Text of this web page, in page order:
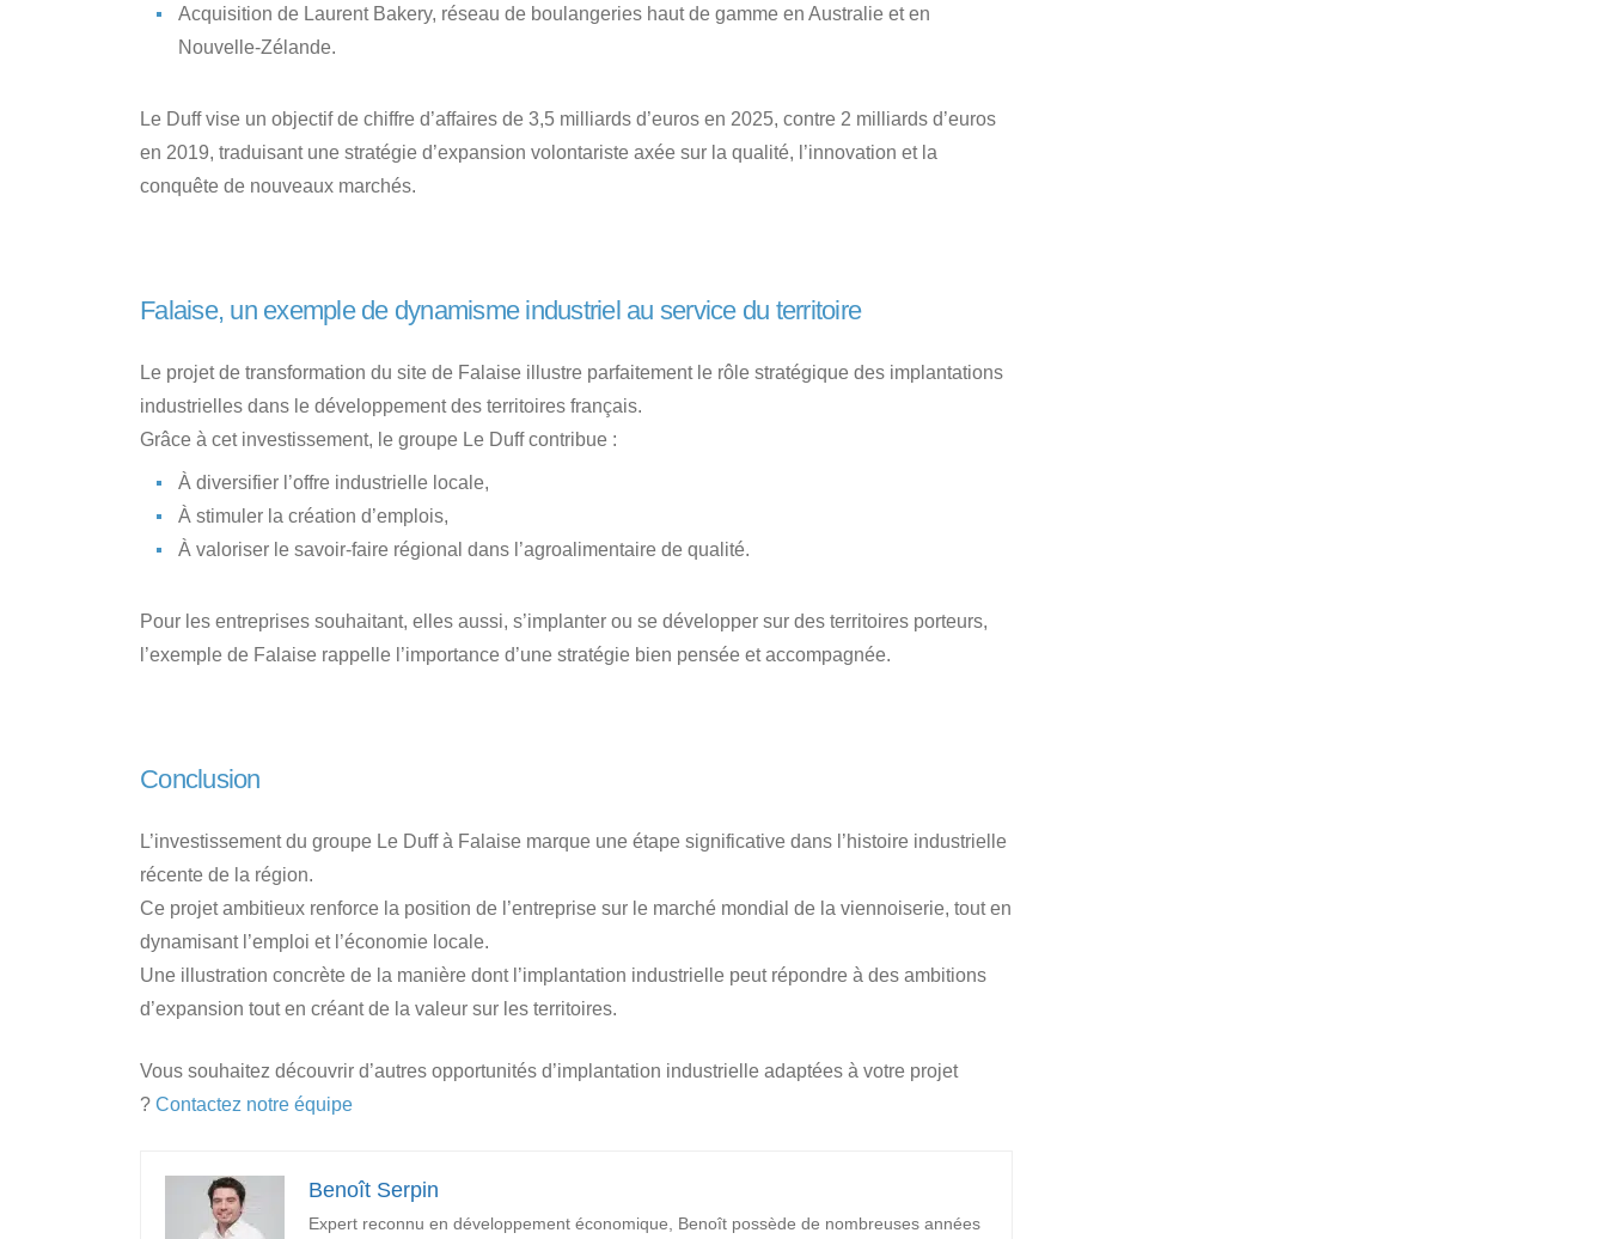
Acquisition de Laurent Bakery, réseau de boulangeries haut de gamme en Australie et en
Nouvelle-Zélande.
Le Duff vise un objectif de chiffre d’affaires de 3,5 milliards d’euros en 2025, contre 2 milliards d’euros
en 2019, traduisant une stratégie d’expansion volontariste axée sur la qualité, l’innovation et la
conquête de nouveaux marchés.
Falaise, un exemple de dynamisme industriel au service du territoire
Le projet de transformation du site de Falaise illustre parfaitement le rôle stratégique des implantations
industrielles dans le développement des territoires français.
Grâce à cet investissement, le groupe Le Duff contribue :
À diversifier l’offre industrielle locale,
À stimuler la création d’emplois,
À valoriser le savoir-faire régional dans l’agroalimentaire de qualité.
Pour les entreprises souhaitant, elles aussi, s’implanter ou se développer sur des territoires porteurs,
l’exemple de Falaise rappelle l’importance d’une stratégie bien pensée et accompagnée.
Conclusion
L’investissement du groupe Le Duff à Falaise marque une étape significative dans l’histoire industrielle
récente de la région.
Ce projet ambitieux renforce la position de l’entreprise sur le marché mondial de la viennoiserie, tout en
dynamisant l’emploi et l’économie locale.
Une illustration concrète de la manière dont l’implantation industrielle peut répondre à des ambitions
d’expansion tout en créant de la valeur sur les territoires.
Vous souhaitez découvrir d’autres opportunités d’implantation industrielle adaptées à votre projet
? Contactez notre équipe
Benoît Serpin
Expert reconnu en développement économique, Benoît possède de nombreuses années